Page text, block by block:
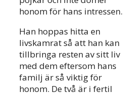
honom för hans intressen.
Han hoppas hitta en
livskamrat så att han kan
tillbringa resten av sitt liv
med dem eftersom hans
familj är så viktig för
honom. De två är i fertil